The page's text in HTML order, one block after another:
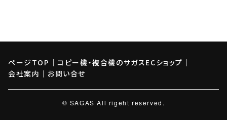
ページTOP ｜コピー機・複合機のサガスECショップ ｜
会社案内 ｜ お問い合せ
© SAGAS All rigeht reserved.